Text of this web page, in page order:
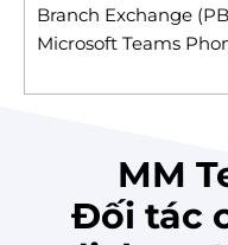
Branch Exchange
Microsoft Teams
MM
Đối tác